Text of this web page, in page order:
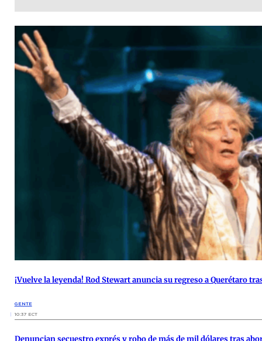
¡Vuelve la leyenda! Rod Stewart anuncia su regreso a Querétaro
GENTE
10:37 ECT
Denuncian secuestro exprés y robo de más de mil dólares tras